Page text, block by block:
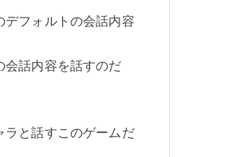
フォルトの会話内容
話内容を話すのだ
と話すこのゲームだ